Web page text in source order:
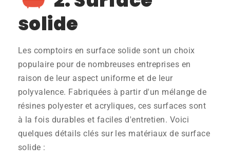
solide
Les comptoirs en surface solide sont un choix
populaire pour de nombreuses entreprises en
raison de leur aspect uniforme et de leur
polyvalence. Fabriquées à partir d'un mélange de
résines polyester et acryliques, ces surfaces sont
à la fois durables et faciles d'entretien. Voici
quelques détails clés sur les matériaux de surface
solide :